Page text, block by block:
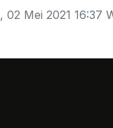
, 02 Mei 2021 16:37